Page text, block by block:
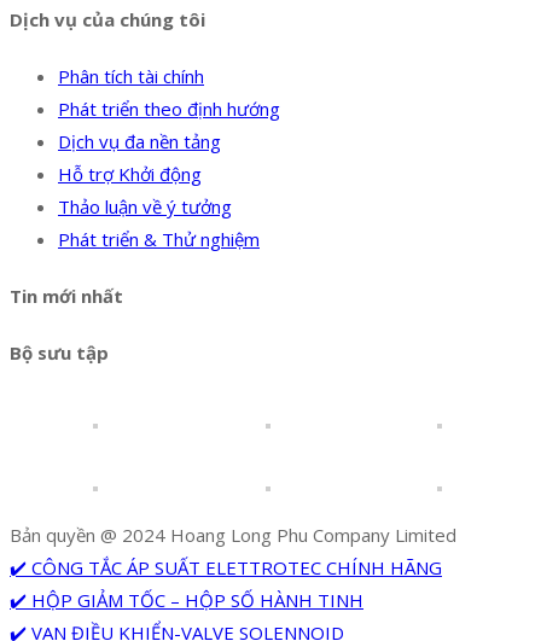
Dịch vụ của chúng tôi
Phân tích tài chính
Phát triển theo định hướng
Dịch vụ đa nền tảng
Hỗ trợ Khởi động
Thảo luận về ý tưởng
Phát triển & Thử nghiệm
Tin mới nhất
Bộ sưu tập
Bản quyền @ 2024 Hoang Long Phu Company Limited
✔️ CÔNG TẮC ÁP SUẤT ELETTROTEC CHÍNH HÃNG
✔️ HỘP GIẢM TỐC – HỘP SỐ HÀNH TINH
✔️ VAN ĐIỀU KHIỂN-VALVE SOLENNOID